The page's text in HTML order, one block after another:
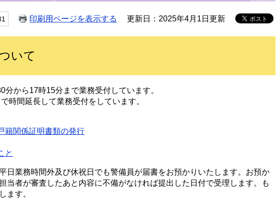
印刷用ページを表示する 更新日：2025年4月1日更新
いて
から17時15分まで業務受付しています。
時間延長して業務受付をしています。
籍関係証明書類の発行
と
日業務時間外及び休祝日でも警備員が届書をお預かりいたします。お預か
当者が審査したあと内容に不備がなければ提出した日付で受理します。も
ます。